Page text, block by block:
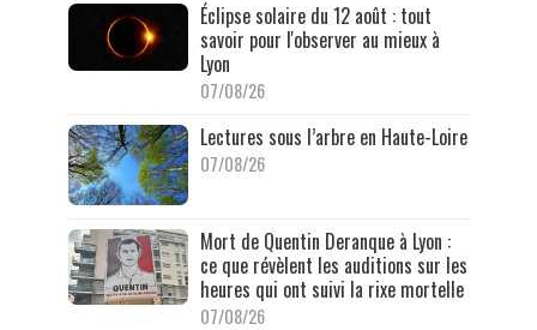
Éclipse solaire du 12 août : tout
savoir pour l'observer au mieux à
Lyon
07/08/26
Lectures sous l’arbre en Haute-Loire
07/08/26
Mort de Quentin Deranque à Lyon :
ce que révèlent les auditions sur les
heures qui ont suivi la rixe mortelle
07/08/26